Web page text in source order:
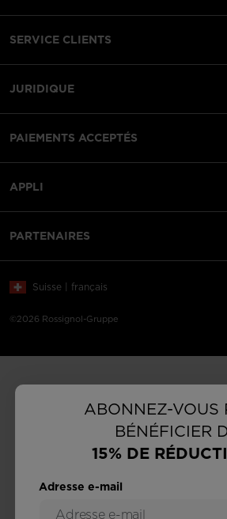
ABONNEZ-VOUS
BÉNÉFICIER
15% DE
Adresse e-mail
SERVICE CLIENTS
JURIDIQUE
PAIEMENTS ACCEPTÉS
APPLI
PARTENAIRES
©2026 Rossignol-Gruppe
Suisse | français